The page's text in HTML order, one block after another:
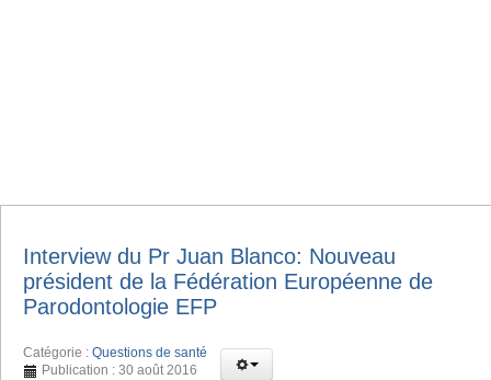
Interview du Pr Juan Blanco: Nouveau
président de la Fédération Européenne de
Parodontologie EFP
Catégorie : Questions de santé
Publication : 30 août 2016